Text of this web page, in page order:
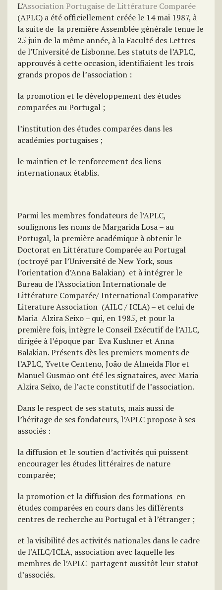
L’Association Portugaise de Littérature Comparée
(APLC) a été officiellement créée le 14 mai 1987, à
la suite de la première Assemblée générale tenue le
25 juin de la même année, à la Faculté des Lettres
de l’Université de Lisbonne. Les statuts de l’APLC,
approuvés à cette occasion, identifiaient les trois
grands propos de l’association :
la promotion et le développement des études
comparées au Portugal ;
l’institution des études comparées dans les
académies portugaises ;
le maintien et le renforcement des liens
internationaux établis.
Parmi les membres fondateurs de l’APLC,
soulignons les noms de Margarida Losa – au
Portugal, la première académique à obtenir le
Doctorat en Littérature Comparée au Portugal
(octroyé par l’Université de New York, sous
l’orientation d’Anna Balakian) et à intégrer le
Bureau de l’Association Internationale de
Littérature Comparée/ International Comparative
Literature Association (AILC / ICLA) – et celui de
Maria Alzira Seixo – qui, en 1985, et pour la
première fois, intègre le Conseil Exécutif de l’AILC,
dirigée à l’époque par Eva Kushner et Anna
Balakian. Présents dès les premiers moments de
l’APLC, Yvette Centeno, João de Almeida Flor et
Manuel Gusmão ont été les signataires, avec Maria
Alzira Seixo, de l’acte constitutif de l’association.
Dans le respect de ses statuts, mais aussi de
l’héritage de ses fondateurs, l’APLC propose à ses
associés :
la diffusion et le soutien d’activités qui puissent
encourager les études littéraires de nature
comparée;
la promotion et la diffusion des formations en
études comparées en cours dans les différents
centres de recherche au Portugal et à l’étranger ;
et la visibilité des activités nationales dans le cadre
de l’AILC/ICLA, association avec laquelle les
membres de l’APLC partagent aussitôt leur statut
d’associés.